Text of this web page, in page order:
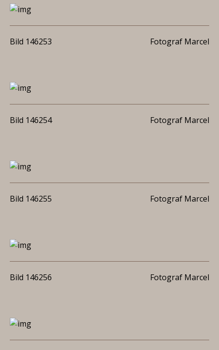
Bild 146253 Fotograf Marcel
Bild 146254 Fotograf Marcel
Bild 146255 Fotograf Marcel
Bild 146256 Fotograf Marcel